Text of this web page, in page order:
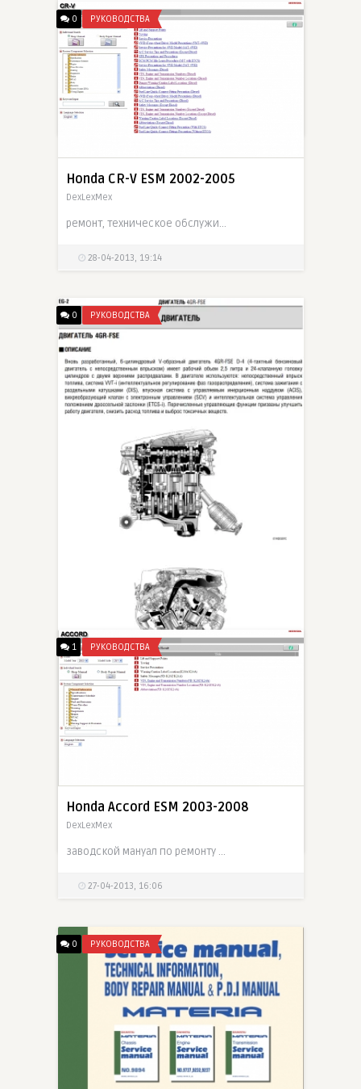
Nissan Cube Z12 — оригинальное
руководство по ремонту и
электросхемы (FSM)
chiips__
5-05-2013, 23:33
0 РУКОВОДСТВА
Honda CR-V ESM 2002-2005
DexLexMex
ремонт, техническое обслуживание автомобилей Honda CR-V
28-04-2013, 19:14
0 РУКОВОДСТВА
Lexus IS250 — руководство по
ремонту и обслуживанию
Подробное техническое руководство по ремонту и обслуживанию двигателя Lexus IS250 с бензиновым мотором 4GR-FSE. В документации рассмотрена конструкция двигателя, система непосредственного впрыска
1 РУКОВОДСТВА
Honda Accord ESM 2003-2008
DexLexMex
заводской мануал по ремонту автомобилей Хонда Аккорд седьмого поколения
27-04-2013, 16:06
0 РУКОВОДСТВА